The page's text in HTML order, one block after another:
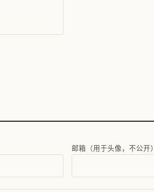
邮箱（用于头像，不公开）